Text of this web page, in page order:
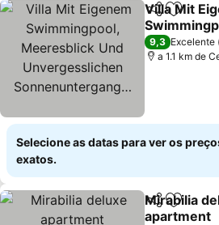
Partilhar
Villa Mit
9,3 Excelente
a 1.1 km de
Selecione as datas para ver os
exatos.
Partilhar
Mirabilia
apartment